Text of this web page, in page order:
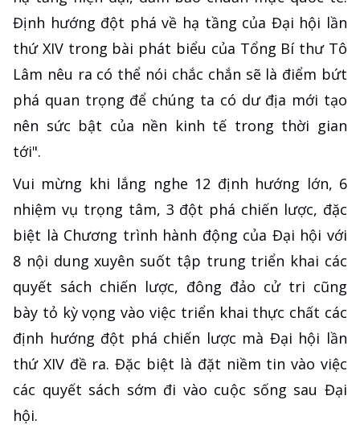
Định hướng đột phá về hạ tầng của Đại hội lần
thứ XIV trong bài phát biểu của Tổng Bí thư Tô
Lâm nêu ra có thể nói chắc chắn sẽ là điểm bứt
phá quan trọng để chúng ta có dư địa mới tạo
nên sức bật của nền kinh tế trong thời gian
tới".
Vui mừng khi lắng nghe 12 định hướng lớn, 6
nhiệm vụ trọng tâm, 3 đột phá chiến lược, đặc
biệt là Chương trình hành động của Đại hội với
8 nội dung xuyên suốt tập trung triển khai các
quyết sách chiến lược, đông đảo cử tri cũng
bày tỏ kỳ vọng vào việc triển khai thực chất các
định hướng đột phá chiến lược mà Đại hội lần
thứ XIV đề ra. Đặc biệt là đặt niềm tin vào việc
các quyết sách sớm đi vào cuộc sống sau Đại
hội.